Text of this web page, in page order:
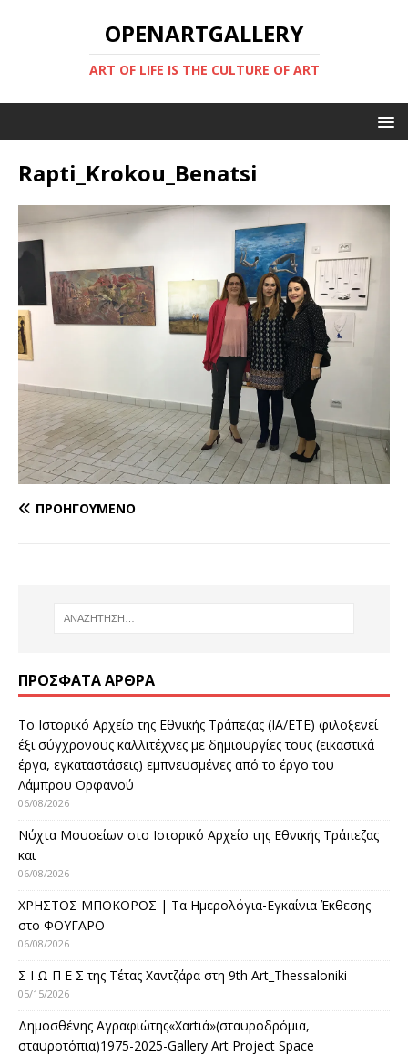
OPENARTGALLERY
ART OF LIFE IS THE CULTURE OF ART
Rapti_Krokou_Benatsi
ΠΡΟΗΓΟΎΜΕΝΟ
ΠΡΌΣΦΑΤΑ ΆΡΘΡΑ
Το Ιστορικό Αρχείο της Εθνικής Τράπεζας (ΙΑ/ΕΤΕ) φιλοξενεί
έξι σύγχρονους καλλιτέχνες με δημιουργίες τους (εικαστικά
έργα, εγκαταστάσεις) εμπνευσμένες από το έργο του
Λάμπρου Ορφανού
06/08/2026
Νύχτα Μουσείων στο Ιστορικό Αρχείο της Εθνικής Τράπεζας
και
06/08/2026
ΧΡΗΣΤΟΣ ΜΠΟΚΟΡΟΣ | Τα Ημερολόγια-Εγκαίνια Έκθεσης
στο ΦΟΥΓΑΡΟ
06/08/2026
Σ Ι Ω Π Ε Σ της Τέτας Χαντζάρα στη 9th Art_Thessaloniki
05/15/2026
Δημοσθένης Αγραφιώτης«Xαrtιά»(σταυροδρόμια,
σταυροτόπια)1975-2025-Gallery Art Project Space